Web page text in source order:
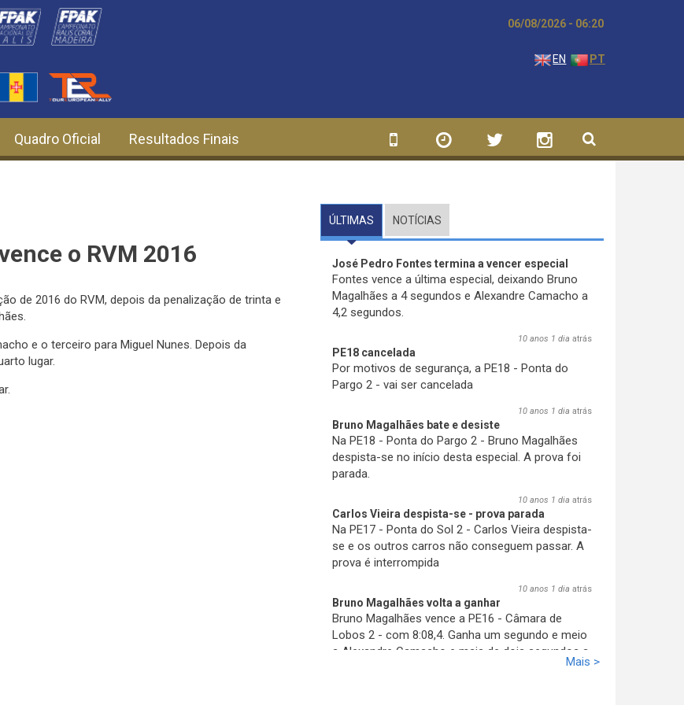
06/08/2026 - 06:20
EN PT
Quadro Oficial Resultados Finais
o RVM 2016
de 2016 do RVM, depois da penalização de trinta e
e o terceiro para Miguel Nunes. Depois da
lugar.
ÚLTIMAS (SEPARADOR ATIVO)
NOTÍCIAS
José Pedro Fontes termina a vencer especial
Fontes vence a última especial, deixando Bruno
Magalhães a 4 segundos e Alexandre Camacho a
4,2 segundos.
10 anos 1 dia atrás
PE18 cancelada
Por motivos de segurança, a PE18 - Ponta do
Pargo 2 - vai ser cancelada
10 anos 1 dia atrás
Bruno Magalhães bate e desiste
Na PE18 - Ponta do Pargo 2 - Bruno Magalhães
despista-se no início desta especial. A prova foi
parada.
10 anos 1 dia atrás
Carlos Vieira despista-se - prova parada
Na PE17 - Ponta do Sol 2 - Carlos Vieira despista-
se e os outros carros não conseguem passar. A
prova é interrompida
10 anos 1 dia atrás
Bruno Magalhães volta a ganhar
Bruno Magalhães vence a PE16 - Câmara de
Lobos 2 - com 8:08,4. Ganha um segundo e meio
a Alexandre Camacho e mais de dois segundos a
José Pedro Fontes. A sua vantagem aumenta.Mais >